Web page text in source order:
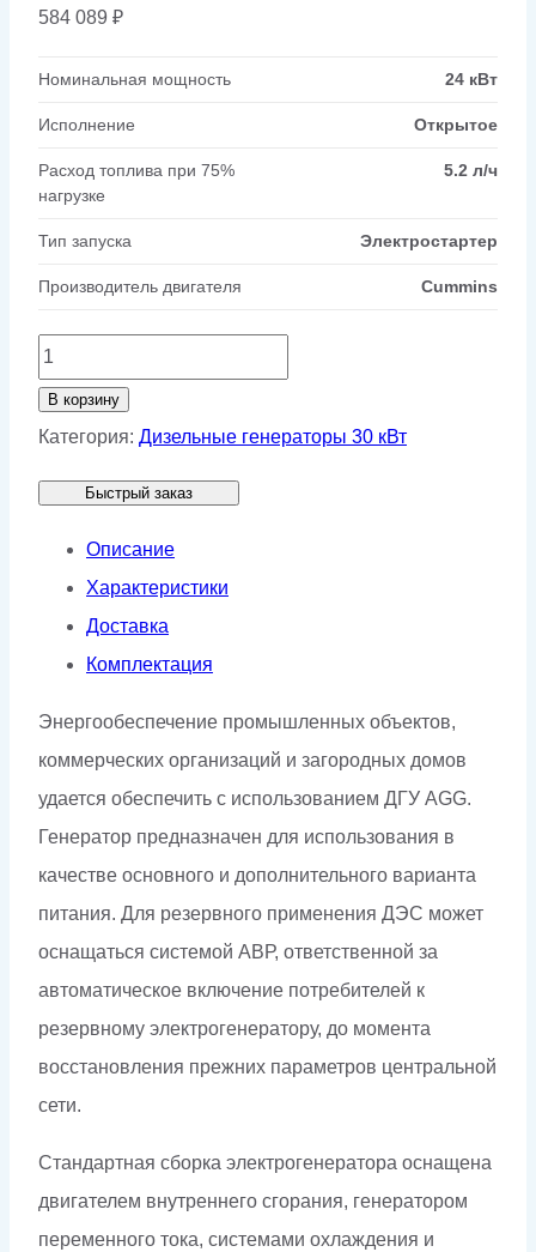
584 089 ₽
Номинальная мощность 24 кВт
Исполнение Открытое
Расход топлива при 75%
нагрузке
5.2 л/ч
Тип запуска Электростартер
Производитель двигателя Cummins
Количество
товара
Генератор
C33D5A
В корзину
Категория: Дизельные генераторы 30 кВт
Быстрый заказ
Описание
Характеристики
Доставка
Комплектация
Энергообеспечение промышленных объектов,
коммерческих организаций и загородных домов
удается обеспечить с использованием ДГУ AGG.
Генератор предназначен для использования в
качестве основного и дополнительного варианта
питания. Для резервного применения ДЭС может
оснащаться системой АВР, ответственной за
автоматическое включение потребителей к
резервному электрогенератору, до момента
восстановления прежних параметров центральной
сети.
Стандартная сборка электрогенератора оснащена
двигателем внутреннего сгорания, генератором
переменного тока, системами охлаждения и